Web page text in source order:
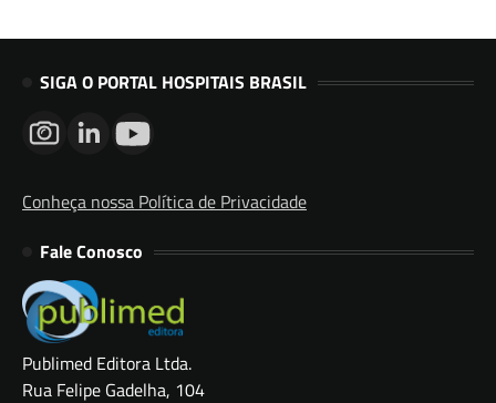
SIGA O PORTAL HOSPITAIS BRASIL
Conheça nossa Política de Privacidade
Fale Conosco
Publimed Editora Ltda.
Rua Felipe Gadelha, 104